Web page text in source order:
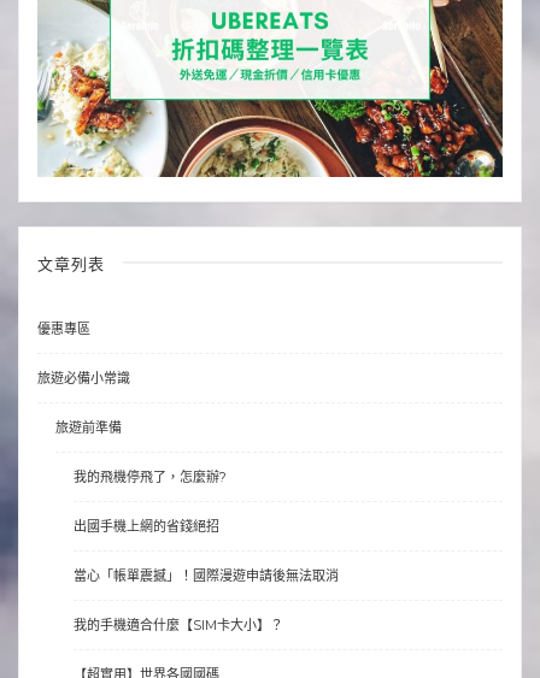
文章列表
優惠專區
旅遊必備小常識
旅遊前準備
我的飛機停飛了，怎麼辦?
出國手機上網的省錢絕招
當心「帳單震撼」！國際漫遊申請後無法取消
我的手機適合什麼【SIM卡大小】？
【超實用】世界各國國碼